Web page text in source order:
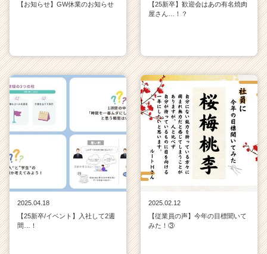
【お知らせ】GW休業のお知らせ
【25新卒】歓迎会はあの有名焼肉
屋さん…！？
2025.04.18
【25新卒/イベント】入社して2週
間…！
2025.02.12
【従業員の声】今年の目標聞いて
みた！③